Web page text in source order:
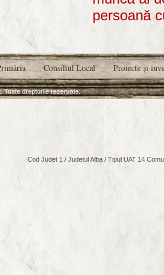
persoană
Consiliul Local Proiecte şi
Toate drepturile rezervate.
Cod Judet 1 / Judetul Alba / Tipul UAT 14